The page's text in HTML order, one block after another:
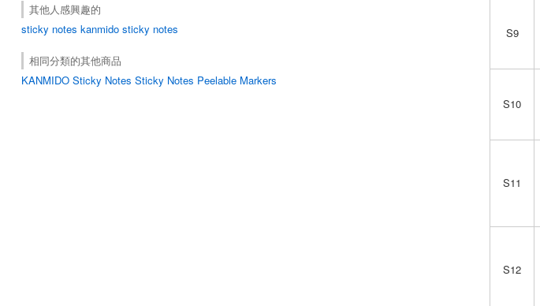
其他人感興趣的
sticky notes kanmido sticky notes
相同分類的其他商品
KANMIDO Sticky Notes Sticky Notes Peelable Markers
S9
S10
S11
S12